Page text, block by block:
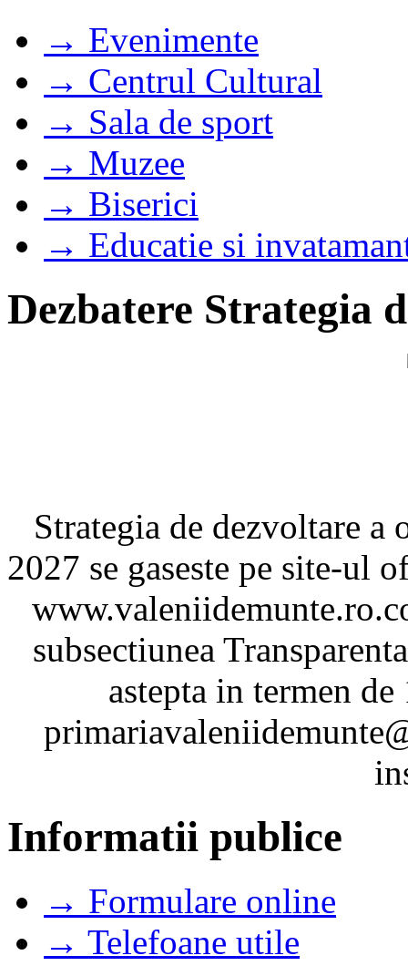
→ Evenimente
→ Centrul Cultural
→ Sala de sport
→ Muzee
→ Biserici
→ Educatie si
Dezbatere Strategia
Strategia de dezvoltare
2027 se gaseste pe site-ul
subsectiunea
astepta in termen
Informatii publice
→ Formulare online
→ Telefoane utile